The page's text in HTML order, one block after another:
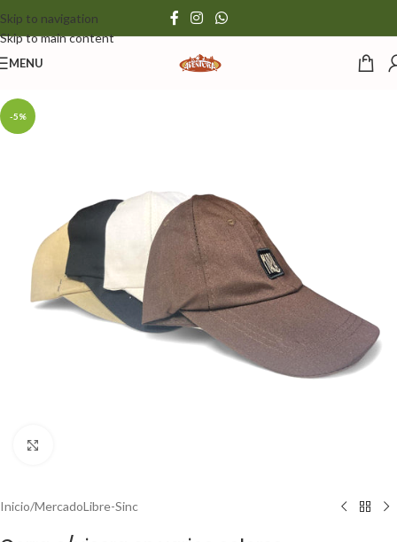
Skip to navigation
Skip to main content
MENU
-5%
Inicio/MercadoLibre-Sinc